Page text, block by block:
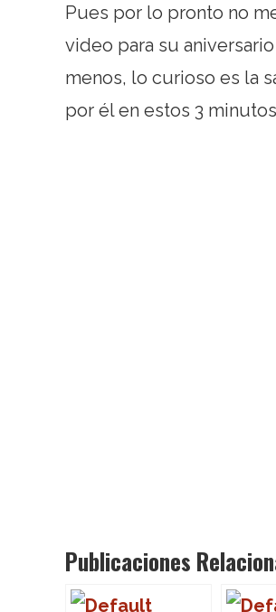
Pues por lo pronto no
video para su
menos, lo curioso es la
por él en estos 3
Publicaciones